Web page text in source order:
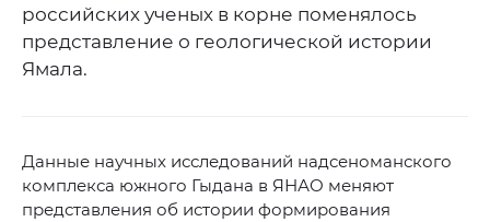
российских ученых в корне поменялось
представление о геологической истории
Ямала.
Данные научных исследований надсеноманского
комплекса южного Гыдана в ЯНАО меняют
представления об истории формирования